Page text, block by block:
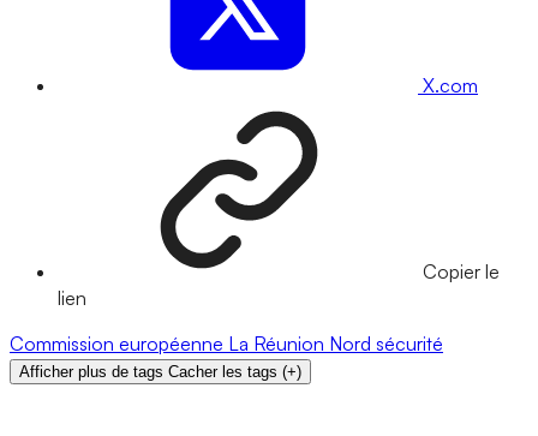
X.com
Copier le
lien
Commission européenne La Réunion Nord sécurité
Afficher plus de tags Cacher les tags (+)